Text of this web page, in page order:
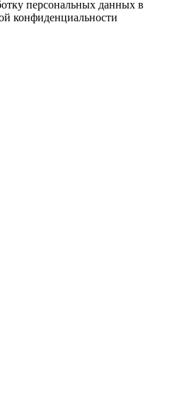
персональных данных в
конфиденциальности